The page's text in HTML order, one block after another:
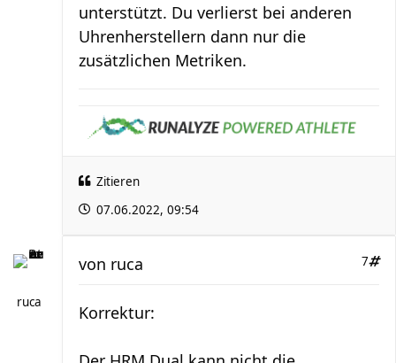
unterstützt. Du verlierst bei anderen
Uhrenherstellern dann nur die
zusätzlichen Metriken.
Zitieren
07.06.2022, 09:54
ruca
7
von ruca
Korrektur: